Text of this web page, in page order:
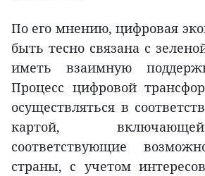
По его мнению, цифровая
быть тесно связана с
иметь взаимную
Процесс цифровой
осуществляться в
картой,
соответствующие
страны, с учетом